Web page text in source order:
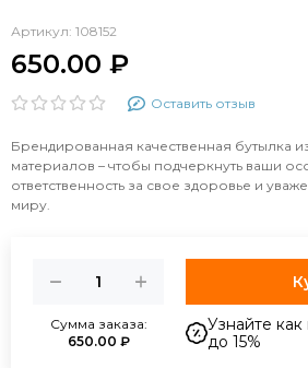
Артикул: 108152
650.00 ₽
Оставить отзыв
Брендированная качественная бутылка
материалов – чтобы подчеркнуть ваши
ответственность за свое здоровье и
миру.
Сумма заказа:
650.00 ₽
Узнайте как
до 15%